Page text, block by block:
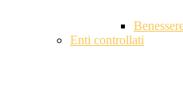
Enti controllati